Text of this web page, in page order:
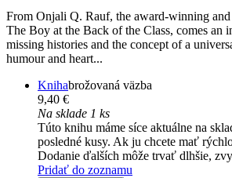
From Onjali Q. Rauf, the award-winning
The Boy at the Back of the Class, comes an
missing histories and the concept of a
humour and heart...
Knihabrožovaná väzba
9,40 €
Na sklade 1 ks
Túto knihu máme síce aktuálne na
posledné kusy. Ak ju chcete mať
Dodanie ďalších môže trvať dlhšie,
Pridať do zoznamu